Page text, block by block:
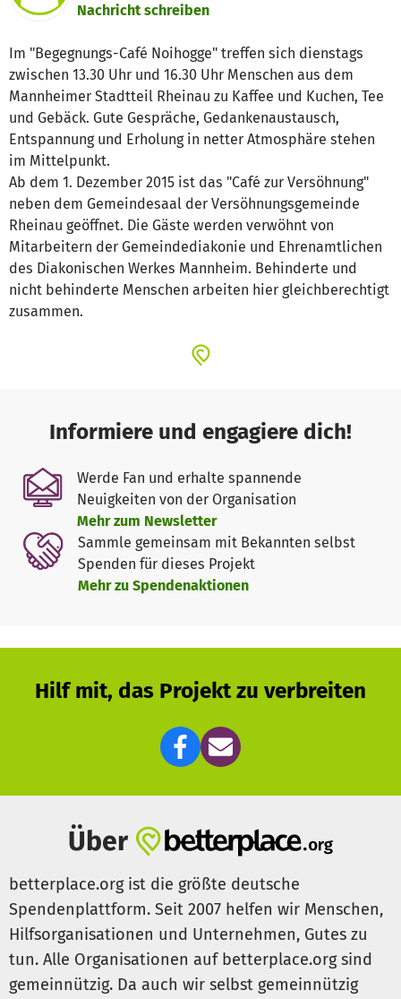
Nachricht schreiben
Im "Begegnungs-Café Noihogge" treffen sich dienstags
zwischen 13.30 Uhr und 16.30 Uhr Menschen aus dem
Mannheimer Stadtteil Rheinau zu Kaffee und Kuchen, Tee
und Gebäck. Gute Gespräche, Gedankenaustausch,
Entspannung und Erholung in netter Atmosphäre stehen
im Mittelpunkt.
Ab dem 1. Dezember 2015 ist das "Café zur Versöhnung"
neben dem Gemeindesaal der Versöhnungsgemeinde
Rheinau geöffnet. Die Gäste werden verwöhnt von
Mitarbeitern der Gemeindediakonie und Ehrenamtlichen
des Diakonischen Werkes Mannheim. Behinderte und
nicht behinderte Menschen arbeiten hier gleichberechtigt
zusammen.
Informiere und engagiere dich!
Werde Fan und erhalte spannende
Neuigkeiten von der Organisation
Mehr zum Newsletter
Sammle gemeinsam mit Bekannten selbst
Spenden für dieses Projekt
Mehr zu Spendenaktionen
Hilf mit, das Projekt zu verbreiten
Über
betterplace.org ist die größte deutsche
Spendenplattform. Seit 2007 helfen wir Menschen,
Hilfsorganisationen und Unternehmen, Gutes zu
tun. Alle Organisationen auf betterplace.org sind
gemeinnützig. Da auch wir selbst gemeinnützig